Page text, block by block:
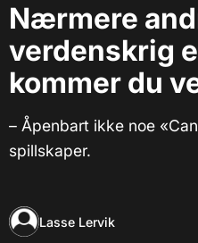
Nærmere
verdenskrig
kommer du
– Åpenbart ikke noe
spillskaper.
Lasse Lervik